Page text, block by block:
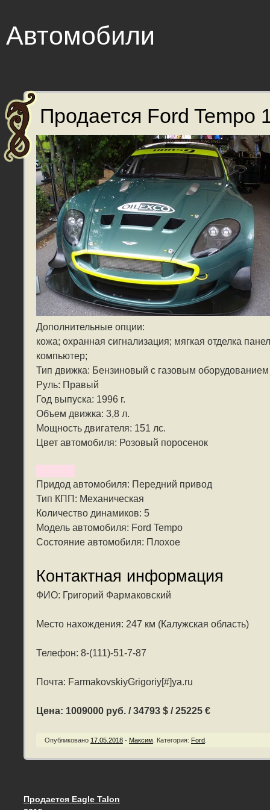
Автомобили
Продается Ford Tempo
Дополнительные опции:
кожа; охранная сигнализация; мягкая отделка
компьютер;
Тип движка: Бензиновый с газовым оборудованием
Руль: Правый
Год выпуска: 1996 г.
Объем движка: 3,8 л.
Мощность двигателя: 151 лс.
Цвет автомобиля: Розовый поросенок
Придод автомобиля: Передний привод
Тип КПП: Механическая
Количество динамиков: 5
Модель автомобиля: Ford Tempo
Состояние автомобиля: Плохое
Контактная информация
ФИО: Григорий Фармаковский
Место нахождения: 247 км (Калужская область)
Телефон: 8-(111)-51-7-87
Почта: FarmakovskiyGrigoriy[#]ya.ru
Цена: 1009000 руб. / 34793 $ / 25225 €
Опубликовано 17.05.2018 - Максим Категория: Ford
Продается Eagle Talon